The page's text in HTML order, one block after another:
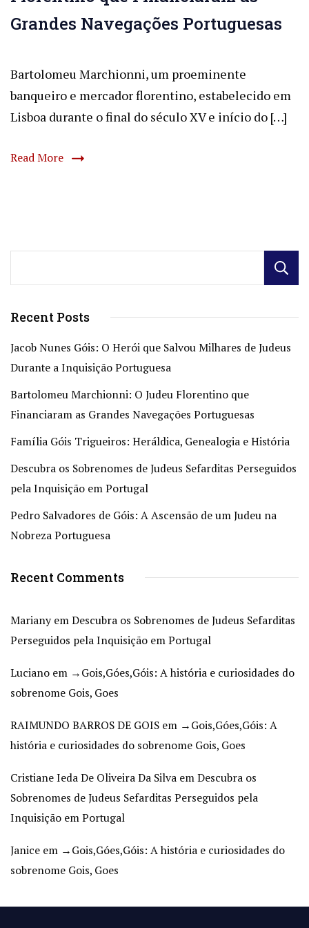
Grandes Navegações Portuguesas
Bartolomeu Marchionni, um proeminente
banqueiro e mercador florentino, estabelecido em
Lisboa durante o final do século XV e início do […]
Read More
Recent Posts
Jacob Nunes Góis: O Herói que Salvou Milhares de Judeus
Durante a Inquisição Portuguesa
Bartolomeu Marchionni: O Judeu Florentino que
Financiaram as Grandes Navegações Portuguesas
Família Góis Trigueiros: Heráldica, Genealogia e História
Descubra os Sobrenomes de Judeus Sefarditas Perseguidos
pela Inquisição em Portugal
Pedro Salvadores de Góis: A Ascensão de um Judeu na
Nobreza Portuguesa
Recent Comments
Mariany emDescubra os Sobrenomes de Judeus Sefarditas
Perseguidos pela Inquisição em Portugal
Luciano em →Gois,Góes,Góis: A história e curiosidades do
sobrenome Gois, Goes
RAIMUNDO BARROS DE GOIS em →Gois,Góes,Góis: A
história e curiosidades do sobrenome Gois, Goes
Cristiane Ieda De Oliveira Da Silva emDescubra os
Sobrenomes de Judeus Sefarditas Perseguidos pela
Inquisição em Portugal
Janice em →Gois,Góes,Góis: A história e curiosidades do
sobrenome Gois, Goes